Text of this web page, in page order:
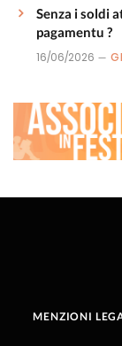
Senza i soldi
pagamentu ?
16/06/2026
MENZIONI